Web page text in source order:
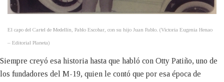
El capo del Cartel de Medellín, Pablo Escobar, con su hijo Juan Pablo. (Victoria Eugenia Henao
– Editorial Planeta)
Siempre creyó esa historia hasta que habló con Otty Patiño, uno de
los fundadores del M-19, quien le contó que por esa época de